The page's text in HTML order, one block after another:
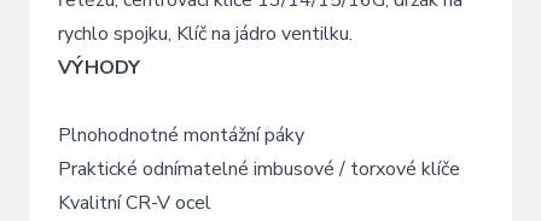
rychlo spojku, Klíč na jádro ventilku.
VÝHODY
Plnohodnotné montážní páky
Praktické odnímatelné imbusové / torxové klíče
Kvalitní CR-V ocel